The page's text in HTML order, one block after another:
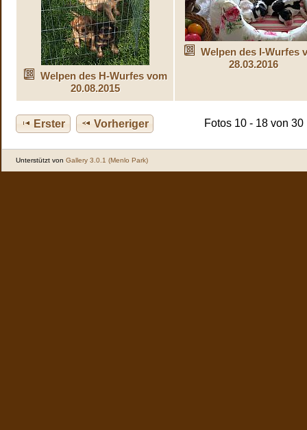
Welpen des H-Wurfes vom
20.08.2015
Welpen des I-Wurfes
28.03.2016
Erster Vorheriger Fotos 10 - 18 von 30
Unterstützt von Gallery 3.0.1 (Menlo Park)